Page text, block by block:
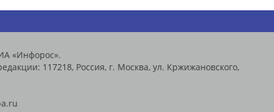
«Инфорос».
117218, Россия, г. Москва, ул. Кржижановского,